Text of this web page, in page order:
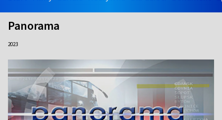
Panorama
2023